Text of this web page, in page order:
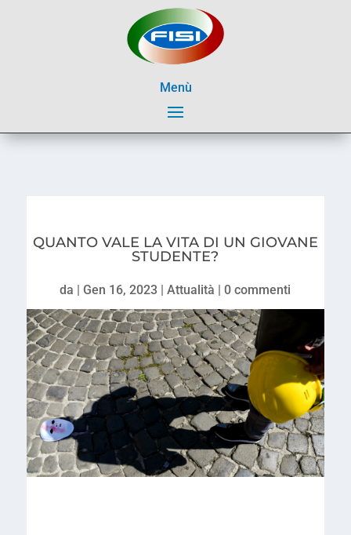
Menù
QUANTO VALE LA VITA DI UN GIOVANE
STUDENTE?
da | Gen 16, 2023 |Attualità |0 commenti